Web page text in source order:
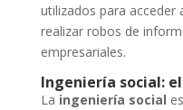
utilizados para acceder
realizar robos de
empresariales.
Ingeniería social:
La ingeniería social